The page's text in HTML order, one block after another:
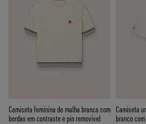
Camiseta feminina de malha branca com
bordas em contraste e pin removível
Camiseta
branco